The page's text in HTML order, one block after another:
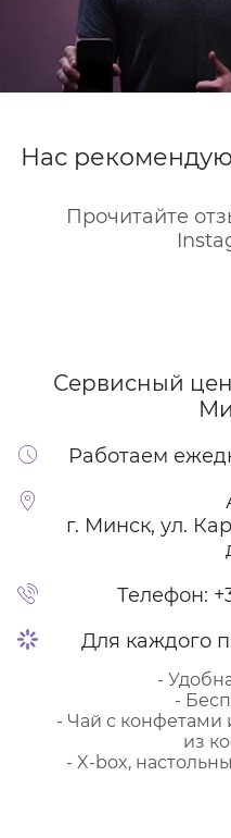
Нас
Прочитайте
Сервисный
Работаем
г. Минск, ул.
Телефон:
Для каждого
-
-
- Чай с
из
- X-box,